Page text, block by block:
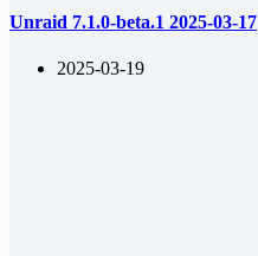
Unraid 7.1.0-beta.1 2025-03-17
2025-03-19